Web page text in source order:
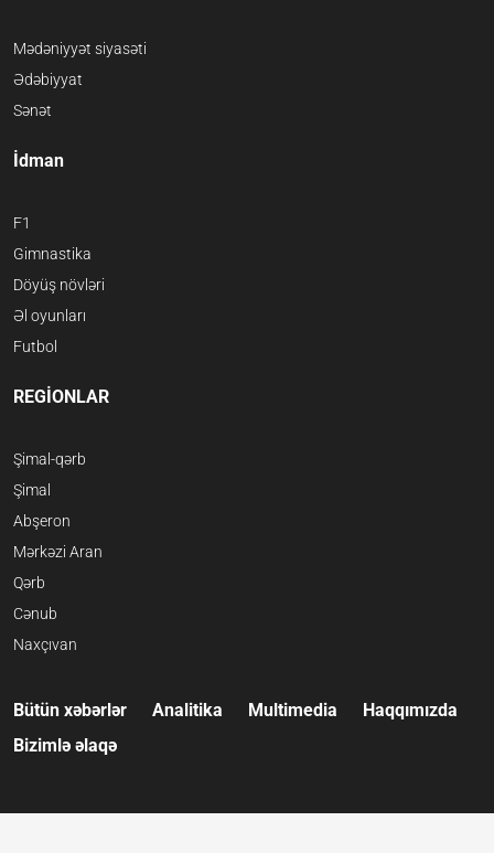
Mədəniyyət siyasəti
Ədəbiyyat
Sənət
İdman
F1
Gimnastika
Döyüş növləri
Əl oyunları
Futbol
REGİONLAR
Şimal-qərb
Şimal
Abşeron
Mərkəzi Aran
Qərb
Cənub
Naxçıvan
Bütün xəbərlər Analitika Multimedia
Haqqımızda
Bizimlə əlaqə